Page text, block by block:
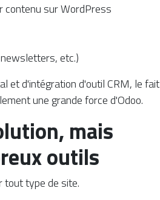
contenu sur WordPress
etc.)
et d'intégration d'outil CRM, le fait
une grande force d'Odoo.
mais
outils
tout type de site.